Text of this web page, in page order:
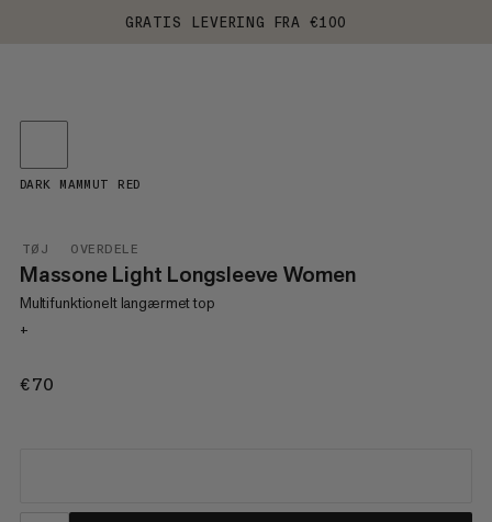
GRATIS LEVERING FRA €100
TØJ OVERDELE
Massone Light Longsleeve Women
Multifunktionelt langærmet top
+
€70
DARK MAMMUT RED